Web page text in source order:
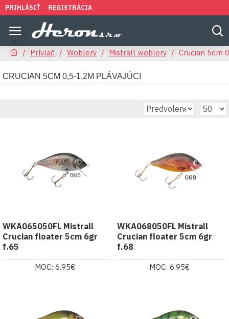
PRIHLÁSIŤ REGISTRÁCIA
Prívlač Woblery Mistrall woblery Crucian 5cm
CRUCIAN 5CM 0,5-1,2M PLÁVAJÚCI
WKA065050FL Mistrall
Crucian floater 5cm 6gr
f.65
MOC: 6.95€
WKA068050FL Mistrall
Crucian floater 5cm 6gr
f.68
MOC: 6.95€